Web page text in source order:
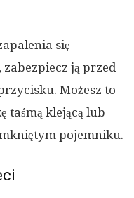
się
ją przed
Możesz to
taśmą klejącą lub
pojemniku.